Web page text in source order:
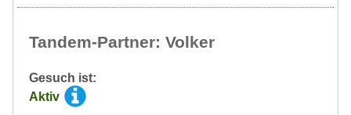
Tandem-Partner: Volker
Gesuch ist:
Aktiv